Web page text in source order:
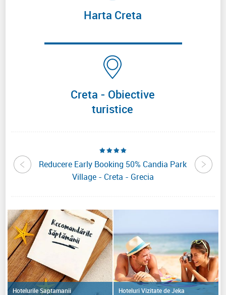
Harta Creta
Creta - Obiective
turistice
Reducere Early Booking 50% Candia Park
Village - Creta - Grecia
Hotelurile Saptamanii Hoteluri Vizitate de Jeka